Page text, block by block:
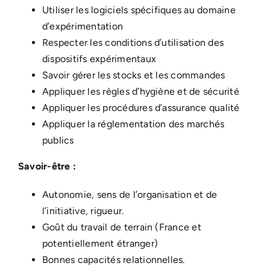
Utiliser les logiciels spécifiques au domaine
d’expérimentation
Respecter les conditions d’utilisation des
dispositifs expérimentaux
Savoir gérer les stocks et les commandes
Appliquer les règles d’hygiène et de sécurité
Appliquer les procédures d’assurance qualité
Appliquer la réglementation des marchés
publics
Savoir-être :
Autonomie, sens de l’organisation et de
l’initiative, rigueur.
Goût du travail de terrain (France et
potentiellement étranger)
Bonnes capacités relationnelles.